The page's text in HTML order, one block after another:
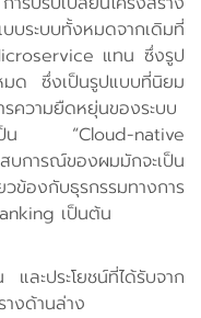
ระบบทั้งหมดจากเดิมที่
แทน ซึ่งรูป
มด ซึ่งเป็นรูปแบบที่นิยม
ความยืดหยุ่นของระบบ
ป็น “Cloud-native
การณ์ของผมมักจะเป็น
ข้องกับธุรกรรมทางการ
เป็นต้น
และประโยชน์ที่ได้รับจาก
งด้านล่าง